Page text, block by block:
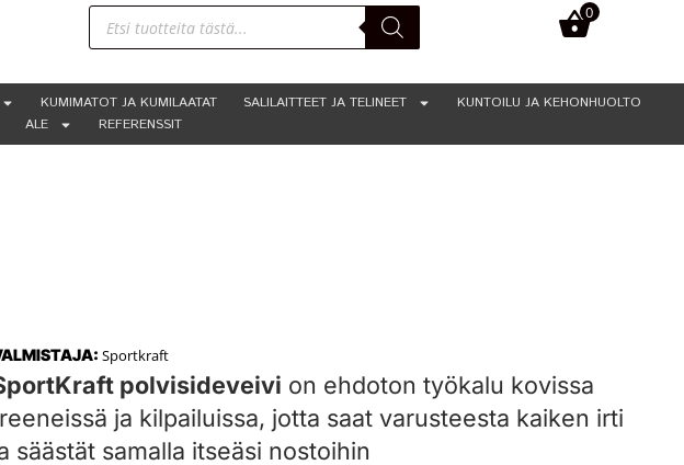
0
KUMIMATOT JA KUMILAATAT SALILAITTEET JA TELINEET
KUNTOILU JA KEHONHUOLTO
ALE REFERENSSIT
Sportkraft
polvisideveivi on ehdoton työkalu kovissa
ja kilpailuissa, jotta saat varusteesta kaiken irti
säästät samalla itseäsi nostoihin